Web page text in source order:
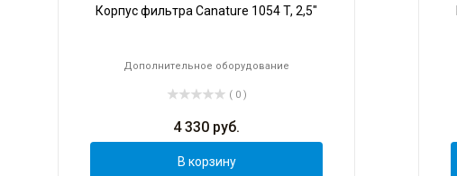
Корпус фильтра Canature 1054 T, 2,5"
Дополнительное оборудование
( 0 )
4 330 руб.
В корзину